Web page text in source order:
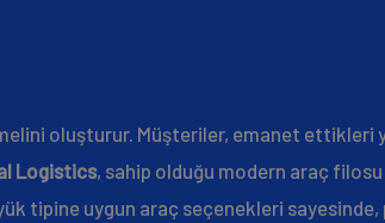
oluşturur. Müşteriler, emanet ettikleri
Logistics, sahip olduğu modern araç
tipine uygun araç seçenekleri sayesinde,